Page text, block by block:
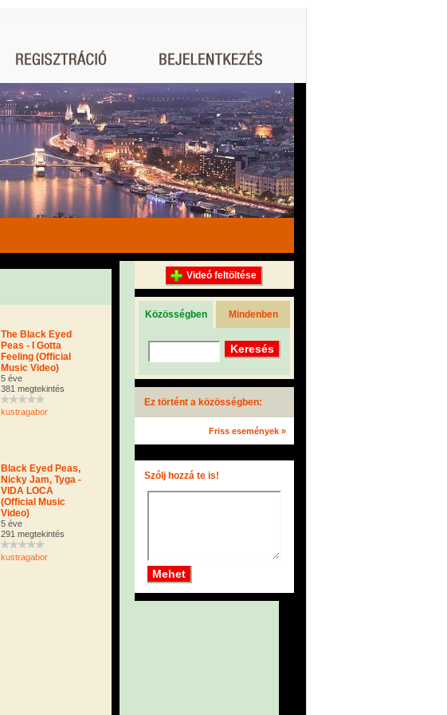
The Black Eyed
Peas - I Gotta
Feeling (Official
Music Video)
5 éve
381 megtekintés
kustragabor
Black Eyed Peas,
Nicky Jam, Tyga -
VIDA LOCA
(Official Music
Video)
5 éve
291 megtekintés
kustragabor
Videó feltöltése
Közösségben Mindenben
Ez történt a közösségben:
Friss események »
Szólj hozzá te is!